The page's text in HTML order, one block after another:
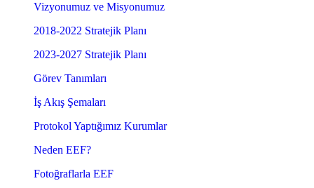
Vizyonumuz ve Misyonumuz
2018-2022 Stratejik Planı
2023-2027 Stratejik Planı
Görev Tanımları
İş Akış Şemaları
Protokol Yaptığımız Kurumlar
Neden EEF?
Fotoğraflarla EEF